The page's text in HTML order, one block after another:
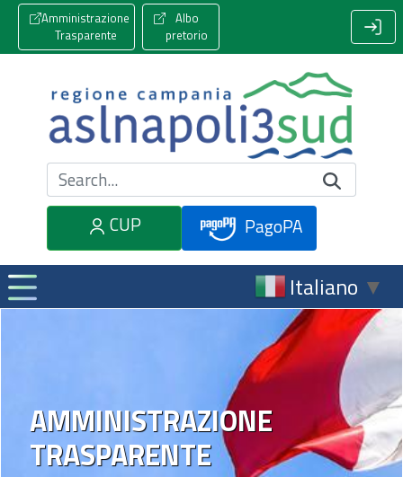
Amministrazione
Trasparente
Albo
pretorio
Cerca nel sito
CUP
PagoPA
Italiano ▼
AMMINISTRAZIONE
TRASPARENTE